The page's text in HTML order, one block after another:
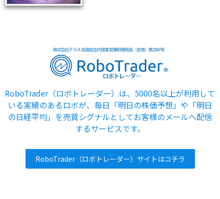
RoboTrader（ロボトレーダー）は、5000名以上が利用して
いる実績のあるロボが、毎日「明日の株価予想」や「明日
の日経平均」を売買シグナルとしてお客様のメールへ配信
するサービスです。
RoboTrader（ロボトレーダー）サイトはコチラ